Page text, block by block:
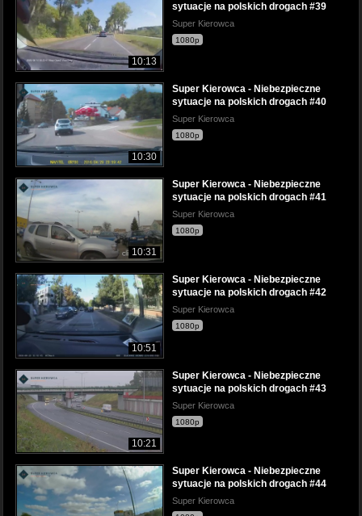
10:13
sytuacje na polskich drogach #39
Super Kierowca
1080p
10:30
Super Kierowca - Niebezpieczne
sytuacje na polskich drogach #40
Super Kierowca
1080p
10:31
Super Kierowca - Niebezpieczne
sytuacje na polskich drogach #41
Super Kierowca
1080p
10:51
Super Kierowca - Niebezpieczne
sytuacje na polskich drogach #42
Super Kierowca
1080p
10:21
Super Kierowca - Niebezpieczne
sytuacje na polskich drogach #43
Super Kierowca
1080p
Super Kierowca - Niebezpieczne
sytuacje na polskich drogach #44
Super Kierowca